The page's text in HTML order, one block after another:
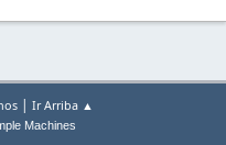
| Ir Arriba ▲
Machines